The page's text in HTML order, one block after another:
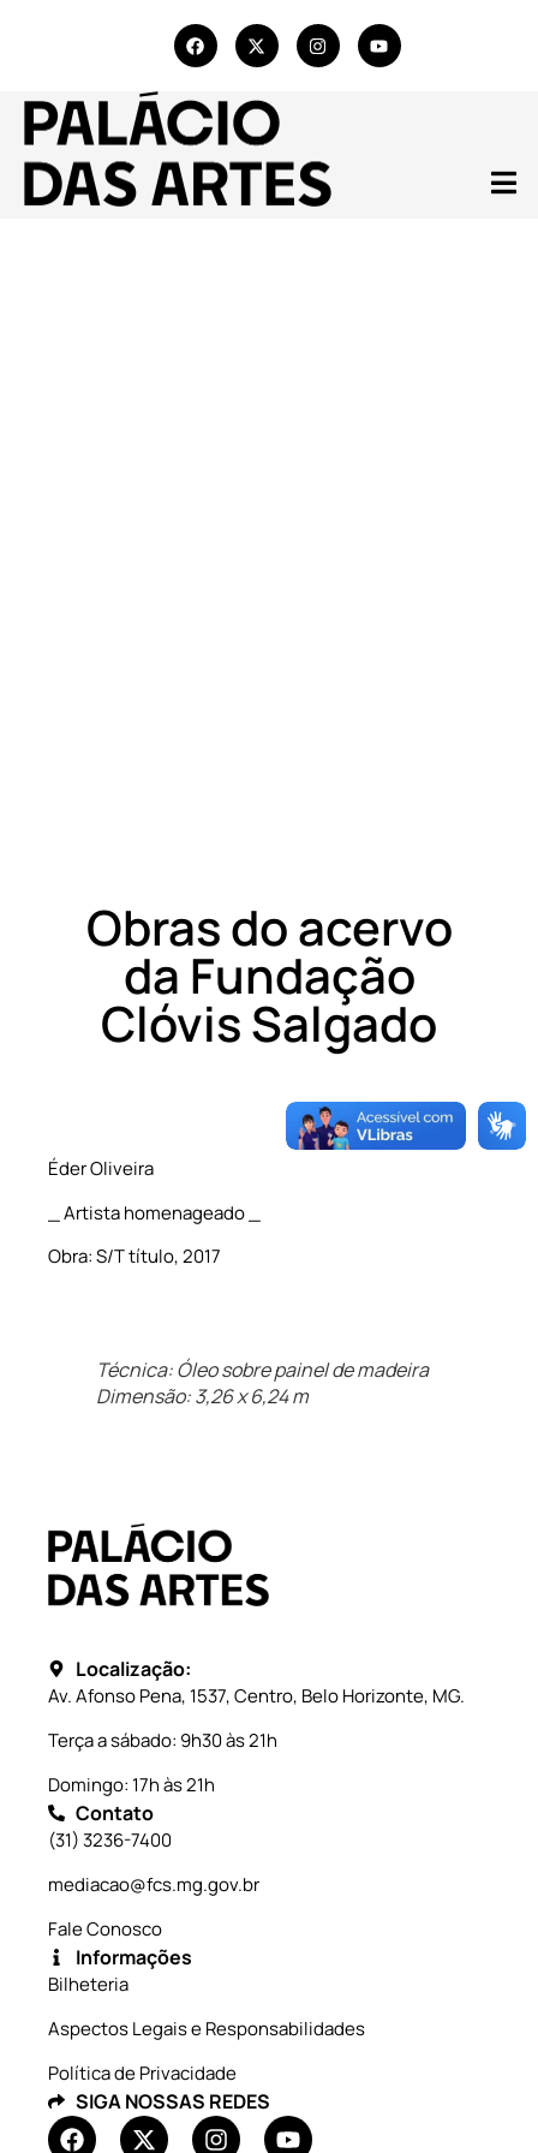
Obras do acervo
da Fundação
Clóvis Salgado
Éder Oliveira
_ Artista homenageado _
Obra: S/T título, 2017
Técnica: Óleo sobre painel de madeira
Dimensão: 3,26 x 6,24 m
Localização:
Av. Afonso Pena, 1537, Centro, Belo Horizonte, MG.
Terça a sábado: 9h30 às 21h
Domingo: 17h às 21h
Contato
(31) 3236-7400
mediacao@fcs.mg.gov.br
Fale Conosco
Informações
Bilheteria
Aspectos Legais e Responsabilidades
Política de Privacidade
SIGA NOSSAS REDES